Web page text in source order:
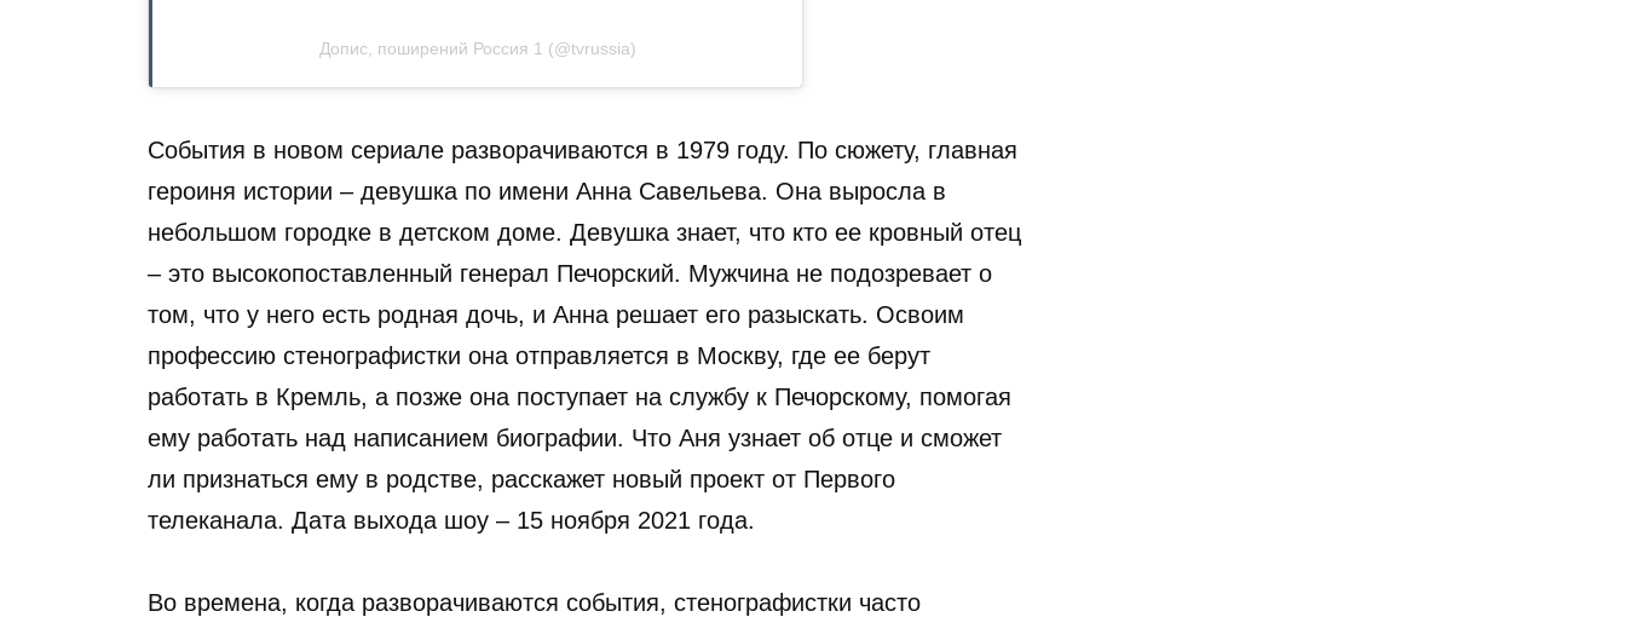
Допис, поширений Россия 1 (@tvrussia)
События в новом сериале разворачиваются в 1979 году. По сюжету, главная
героиня истории – девушка по имени Анна Савельева. Она выросла в
небольшом городке в детском доме. Девушка знает, что кто ее кровный отец
– это высокопоставленный генерал Печорский. Мужчина не подозревает о
том, что у него есть родная дочь, и Анна решает его разыскать. Освоим
профессию стенографистки она отправляется в Москву, где ее берут
работать в Кремль, а позже она поступает на службу к Печорскому, помогая
ему работать над написанием биографии. Что Аня узнает об отце и сможет
ли признаться ему в родстве, расскажет новый проект от Первого
телеканала. Дата выхода шоу – 15 ноября 2021 года.
Во времена, когда разворачиваются события, стенографистки часто